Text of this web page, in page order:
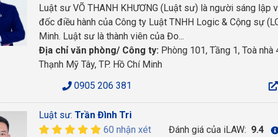
Luật sư VÕ THANH KHƯƠNG (Luật sư) là người sáng lập
đốc điều hành của Công ty Luật TNHH Logic & Cộng sự
Minh. Luật sư là thành viên của Đo...
Địa chỉ văn phòng/ Công ty: Phòng 101, Tầng 1, Toà
Thạnh Mỹ Tây, TP. Hồ Chí Minh
0905 206 381
Luật sư: Trần Đình Tri
60 nhận xét
Đánh giá của iLAW: 9.4